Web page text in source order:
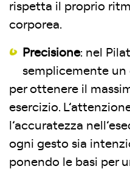
rispetta il proprio
corporea.
Precisione: nel
semplicemente
per ottenere il
esercizio.
l’accuratezza
ogni gesto sia
ponendo le basi per